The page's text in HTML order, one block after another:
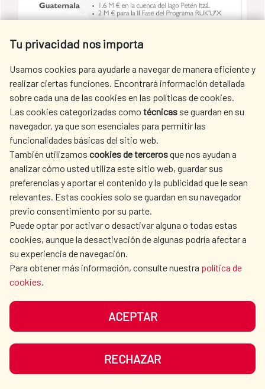
del Ecuador B.P. (BDE B.P.) y el Ministerio
(MAATE), se ha financiado con una donación
de más de diez millones de euros del Fondo
de Cooperación para Agua y Saneamiento
de la AECID y cuenta con una financiación
local de 2,5 millones de euros, aportados
por el Banco de Desarrollo del Ecuador.
Como parte del lanzamiento, que se celebró
en la ciudad de Quito, tuvo lugar la firma del
Convenio de Cooperación Interinstitucional
entre el MAATE y el BDE, representados por
la viceministra del Agua Maria Luisa Cruz, el
subgerente general de Negocios del BDE,
Omar Alvarado. En el acto estuvieron
presentes también Elena Palomar,
Española en Ecuador; Emma Orejudo, jefa
del Departamento del Fondo de
Cooperación para Agua y Saneamiento; el
Delegado de la Cancillería ecuatoriana,
La Cooperación Española sigue
impulsando el agua y el
saneamiento en las zonas rurales
con tres nuevos programas por
valor de 4,6 millones de euros
El Consejo de Ministros aprueba tres
iniciativas del Fondo de Cooperación para
Agua y Saneamiento (FCAS) en Guatemala y
Ecuador.
AMÉRICA LATINA Y CARIBE | Agua y saneamiento
Salud | Guatemala | Ecuador | Cooperación al Desarrollo
LEER MÁS
Tu privacidad nos importa
Usamos cookies para ayudarle a navegar de manera eficiente y
realizar ciertas funciones. Encontrará información detallada
sobre cada una de las cookies en las políticas de cookies.
Las cookies categorizadas como técnicas se guardan en su
navegador, ya que son esenciales para permitir las
funcionalidades básicas del sitio web.
También utilizamos cookies de tercerosque nos ayudan a
analizar cómo usted utiliza este sitio web, guardar sus
preferencias y aportar el contenido y la publicidad que le sean
relevantes. Estas cookies solo se guardan en su navegador
previo consentimiento por su parte.
Puede optar por activar o desactivar alguna o todas estas
cookies, aunque la desactivación de algunas podría afectar a
su experiencia de navegación.
Para obtener más información, consulte nuestra política de
cookies.
ACEPTAR
RECHAZAR